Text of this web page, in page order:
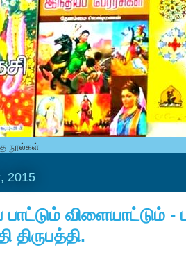
நூல்கள்
2015
பாட்டும் விளையாட்டும்
திருபத்தி.